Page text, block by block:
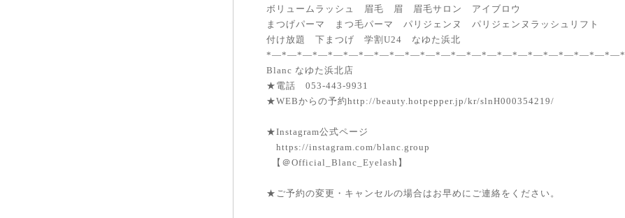
ボリュームラッシュ 眉毛 眉 眉毛サロン アイブロウ
まつげパーマ まつ毛パーマ パリジェンヌ パリジェンヌラッシュリフト
付け放題 下まつげ 学割U24 なゆた浜北
*―*―*―*―*―*―*―*―*―*―*―*―*―*―*―*―*―*―*―*―*―*―*―*
Blanc なゆた浜北店
★電話 053-443-9931
★WEBからの予約http://beauty.hotpepper.jp/kr/slnH000354219/
★Instagram公式ページ
https://instagram.com/blanc.group
【＠Official_Blanc_Eyelash】
★ご予約の変更・キャンセルの場合はお早めにご連絡をください。